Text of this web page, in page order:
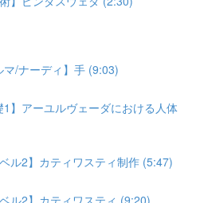
マ/ナーディ】手 (9:03)
1】アーユルヴェーダにおける人体
ル2】カティワスティ制作 (5:47)
ル2】カティワスティ (9:20)